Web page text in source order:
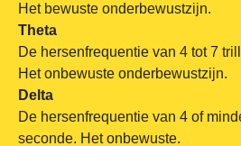
Het bewuste onderbewustzijn.
Theta
De hersenfrequentie van 4 tot 7
Het onbewuste onderbewustzijn.
Delta
De hersenfrequentie van 4 of
seconde. Het onbewuste.